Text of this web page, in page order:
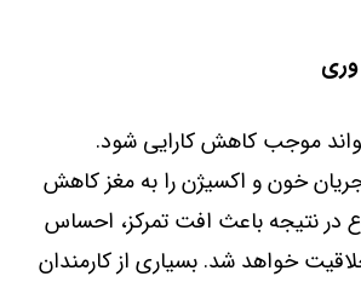
موجب کاهش کارایی شود.
خون و اکسیژن را به مغز کاهش
در نتیجه باعث افت تمرکز، احساس
خواهد شد. بسیاری از کارمندان